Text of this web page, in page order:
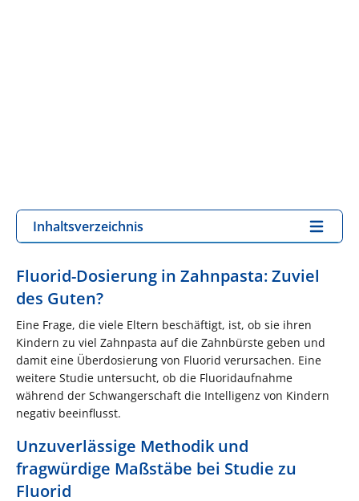
Inhaltsverzeichnis
Fluorid-Dosierung in Zahnpasta: Zuviel
des Guten?
Eine Frage, die viele Eltern beschäftigt, ist, ob sie ihren
Kindern zu viel Zahnpasta auf die Zahnbürste geben und
damit eine Überdosierung von Fluorid verursachen. Eine
weitere Studie untersucht, ob die Fluoridaufnahme
während der Schwangerschaft die Intelligenz von Kindern
negativ beeinflusst.
Unzuverlässige Methodik und
fragwürdige Maßstäbe bei Studie zu
Fluorid